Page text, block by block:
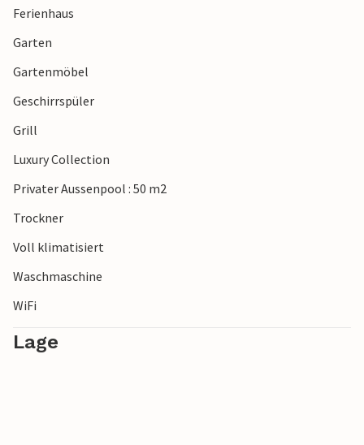
Ferienhaus
Garten
Gartenmöbel
Geschirrspüler
Grill
Luxury Collection
Privater Aussenpool : 50 m2
Trockner
Voll klimatisiert
Waschmaschine
WiFi
Lage